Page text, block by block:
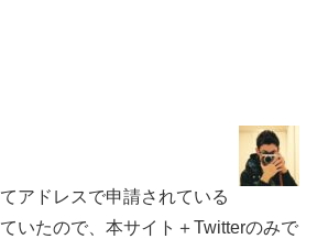
アドレスで申請されている
いたので、本サイト＋Twitterのみで